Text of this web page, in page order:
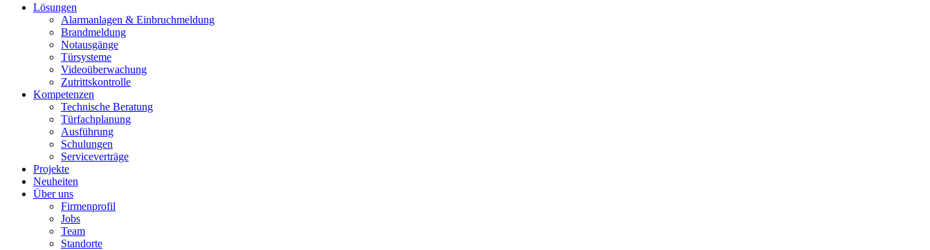
Lösungen
Alarmanlagen & Einbruchmeldung
Brandmeldung
Notausgänge
Türsysteme
Videoüberwachung
Zutrittskontrolle
Kompetenzen
Technische Beratung
Türfachplanung
Ausführung
Schulungen
Serviceverträge
Projekte
Neuheiten
Über uns
Firmenprofil
Jobs
Team
Standorte